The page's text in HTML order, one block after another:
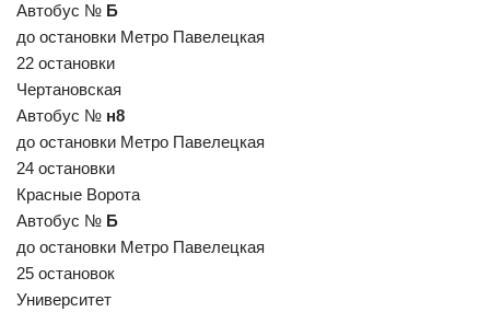
Автобус № Б
до остановки Метро Павелецкая
22 остановки
Чертановская
Автобус № н8
до остановки Метро Павелецкая
24 остановки
Красные Ворота
Автобус № Б
до остановки Метро Павелецкая
25 остановок
Университет